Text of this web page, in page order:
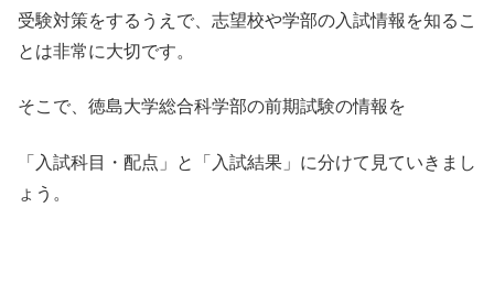
受験対策をするうえで、志望校や学部の入試情報を知るこ
とは非常に大切です。
そこで、徳島大学総合科学部の前期試験の情報を
「入試科目・配点」と「入試結果」に分けて見ていきまし
ょう。